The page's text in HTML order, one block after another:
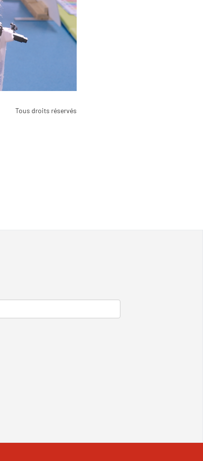
Tous droits réservés